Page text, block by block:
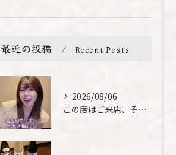
最近の投稿 Recent Posts
2026/08/06
この度はご来店、そして素敵なご紹介誠にありがとうございます✨...